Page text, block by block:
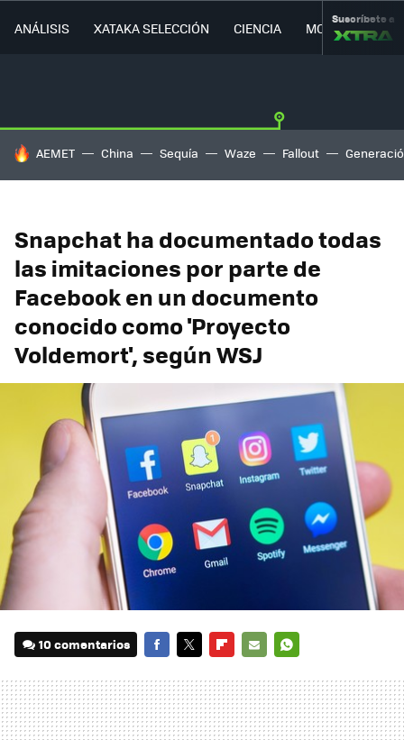
ANÁLISIS XATAKA SELECCIÓN CIENCIA MOVILIDAD
Suscríbete a
HOY SE HABLA DE
AEMET China Sequía Waze Fallout
Snapchat ha documentado todas
las imitaciones por parte de
Facebook en un documento
conocido como 'Proyecto
Voldemort', según WSJ
10 comentarios
MAIL